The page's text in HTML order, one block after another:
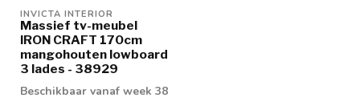
INVICTA INTERIOR
Massief tv-meubel
IRON CRAFT 170cm
mangohouten lowboard
3 lades - 38929
Beschikbaar vanaf week 38